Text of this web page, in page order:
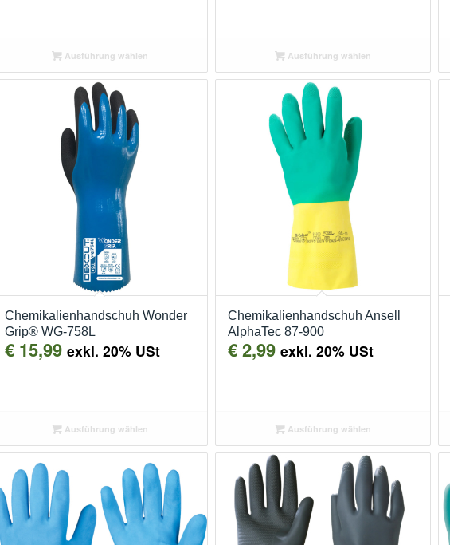
Ausführung wählen Ausführung wählen
Chemikalienhandschuh Wonder
Grip® WG-758L
€15,99 exkl. 20% USt
Ausführung wählen
Chemikalienhandschuh Ansell
AlphaTec 87-900
€2,99 exkl. 20% USt
Ausführung wählen